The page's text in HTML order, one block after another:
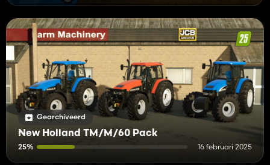
Gearchiveerd
New Holland TM/M/60 Pack
25% 16 februari 2025